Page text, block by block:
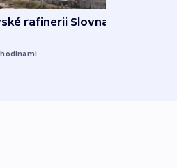
rafinerii Slovnaft
hodinami